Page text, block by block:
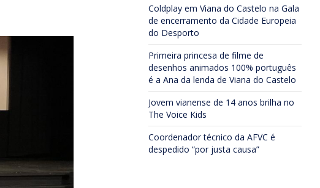
Coldplay em Viana do Castelo na Gala
de encerramento da Cidade Europeia
do Desporto
Primeira princesa de filme de
desenhos animados 100% português
é a Ana da lenda de Viana do Castelo
Jovem vianense de 14 anos brilha no
The Voice Kids
Coordenador técnico da AFVC é
despedido “por justa causa”